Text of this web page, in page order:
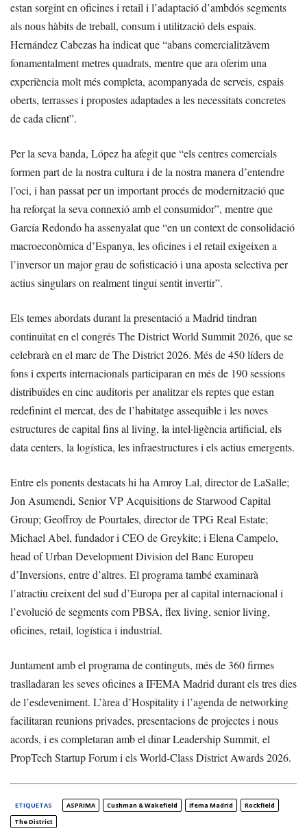
estan sorgint en oficines i retail i l’adaptació d’ambdós segments
als nous hàbits de treball, consum i utilització dels espais.
Hernández Cabezas ha indicat que “abans comercialitzàvem
fonamentalment metres quadrats, mentre que ara oferim una
experiència molt més completa, acompanyada de serveis, espais
oberts, terrasses i propostes adaptades a les necessitats concretes
de cada client”.
Per la seva banda, López ha afegit que “els centres comercials
formen part de la nostra cultura i de la nostra manera d’entendre
l’oci, i han passat per un important procés de modernització que
ha reforçat la seva connexió amb el consumidor”, mentre que
García Redondo ha assenyalat que “en un context de consolidació
macroeconòmica d’Espanya, les oficines i el retail exigeixen a
l’inversor un major grau de sofisticació i una aposta selectiva per
actius singulars on realment tingui sentit invertir”.
Els temes abordats durant la presentació a Madrid tindran
continuïtat en el congrés The District World Summit 2026, que se
celebrarà en el marc de The District 2026. Més de 450 líders de
fons i experts internacionals participaran en més de 190 sessions
distribuïdes en cinc auditoris per analitzar els reptes que estan
redefinint el mercat, des de l’habitatge assequible i les noves
estructures de capital fins al living, la intel·ligència artificial, els
data centers, la logística, les infraestructures i els actius emergents.
Entre els ponents destacats hi ha Amroy Lal, director de LaSalle;
Jon Asumendi, Senior VP Acquisitions de Starwood Capital
Group; Geoffroy de Pourtales, director de TPG Real Estate;
Michael Abel, fundador i CEO de Greykite; i Elena Campelo,
head of Urban Development Division del Banc Europeu
d’Inversions, entre d’altres. El programa també examinarà
l’atractiu creixent del sud d’Europa per al capital internacional i
l’evolució de segments com PBSA, flex living, senior living,
oficines, retail, logística i industrial.
Juntament amb el programa de continguts, més de 360 firmes
traslladaran les seves oficines a IFEMA Madrid durant els tres dies
de l’esdeveniment. L’àrea d’Hospitality i l’agenda de networking
facilitaran reunions privades, presentacions de projectes i nous
acords, i es completaran amb el dinar Leadership Summit, el
PropTech Startup Forum i els World-Class District Awards 2026.
ETIQUETAS ASPRIMA Cushman & Wakefield Ifema Madrid
Rockfield
The District